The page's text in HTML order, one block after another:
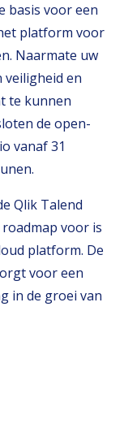
basis voor een
platform voor
Naarmate uw
en
te kunnen
de open-
vanaf 31
Qlik Talend
voor is
platform. De
voor een
in de groei van